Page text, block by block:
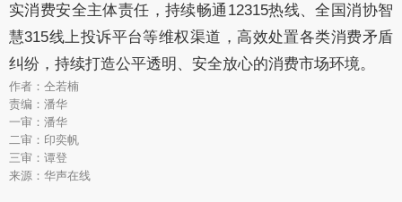
实消费安全主体责任，持续畅通12315热线、全国消协智
慧315线上投诉平台等维权渠道，高效处置各类消费矛盾
纠纷，持续打造公平透明、安全放心的消费市场环境。
作者：仝若楠
责编：潘华
一审：潘华
二审：印奕帆
三审：谭登
来源：华声在线